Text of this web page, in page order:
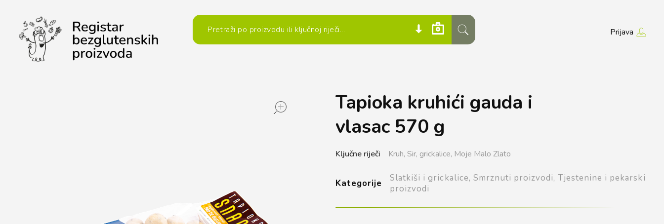
Prijava
Tapioka kruhići gauda i
vlasac 570 g
Ključne riječi Kruh, Sir, grickalice, Moje Malo Zlato
Kategorije Slatkiši i grickalice, Smrznuti proizvodi, Tjestenine i pekarski
proizvodi